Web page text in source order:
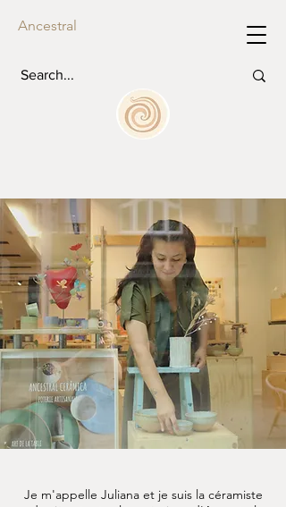
Ancestral
Je m'appelle Juliana et je suis la céramiste